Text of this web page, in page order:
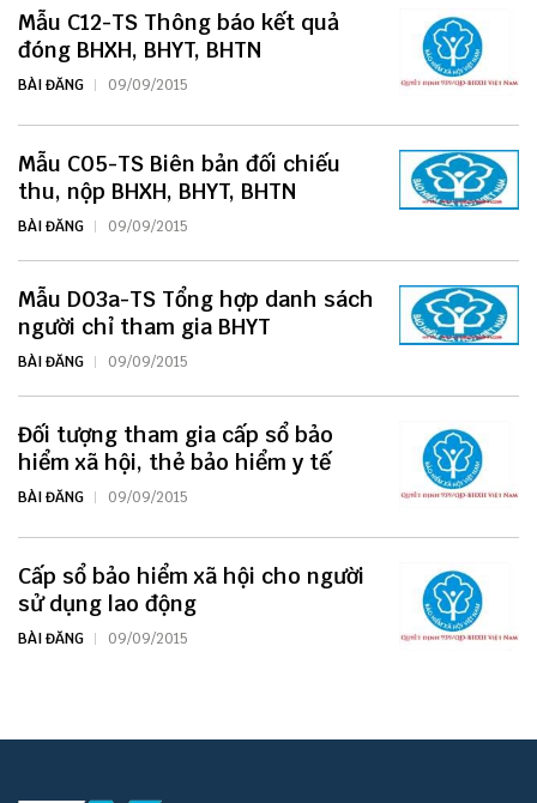
Mẫu C12-TS Thông báo kết quả
đóng BHXH, BHYT, BHTN
BÀI ĐĂNG 09/09/2015
Mẫu C05-TS Biên bản đối chiếu
thu, nộp BHXH, BHYT, BHTN
BÀI ĐĂNG 09/09/2015
Mẫu D03a-TS Tổng hợp danh sách
người chỉ tham gia BHYT
BÀI ĐĂNG 09/09/2015
Đối tượng tham gia cấp sổ bảo
hiểm xã hội, thẻ bảo hiểm y tế
BÀI ĐĂNG 09/09/2015
Cấp sổ bảo hiểm xã hội cho người
sử dụng lao động
BÀI ĐĂNG 09/09/2015